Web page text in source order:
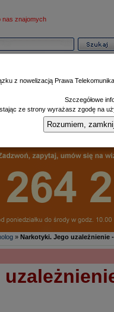
nas znajomych
Poczekalnia|
» Narkotyki. Jego uzależnienie
z nowelizacją Prawa
Szczegółowe
ze strony wyrażasz zgodę na
Rozumiem,